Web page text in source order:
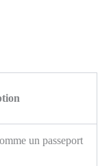
un passeport